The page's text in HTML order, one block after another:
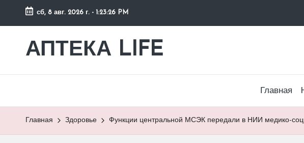
Перейти
содержимому
сб, 8 авг. 2026 г. - 1:23:27 PM
АПТЕКА LIFE
сайт
Главная
Главная Здоровье Функции центральной МСЭК передали в НИИ медико-